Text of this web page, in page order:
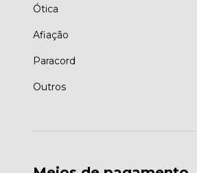
Ótica
Afiação
Paracord
Outros